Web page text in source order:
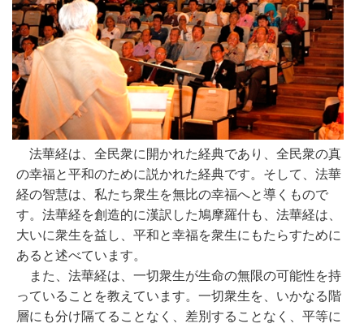
法華経は、全民衆に開かれた経典であり、全民衆の真
の幸福と平和のために説かれた経典です。そして、法華
経の智慧は、私たち衆生を無比の幸福へと導くもので
す。法華経を創造的に漢訳した鳩摩羅什も、法華経は、
大いに衆生を益し、平和と幸福を衆生にもたらすために
あると述べています。
また、法華経は、一切衆生が生命の無限の可能性を持
っていることを教えています。一切衆生を、いかなる階
層にも分け隔てることなく、差別することなく、平等に